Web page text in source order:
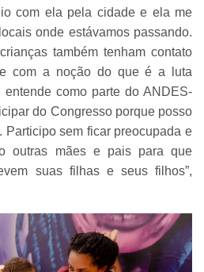
com ela pela cidade e ela me
onde estávamos passando.
também tenham contato
com a noção do que é a luta
como parte do ANDES-
do Congresso porque posso
Participo sem ficar preocupada e
outras mães e pais para que
suas filhas e seus filhos”,